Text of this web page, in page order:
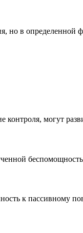
но в определенной
могут
к пассивному